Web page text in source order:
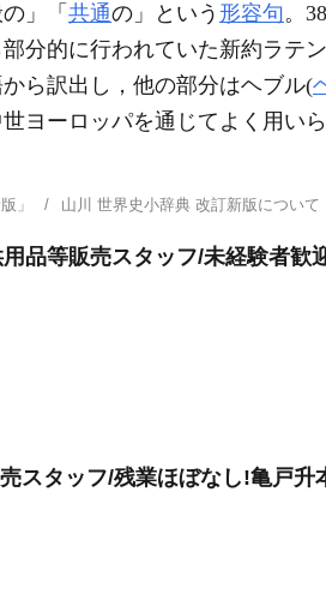
」「 共通の」という 形容句。
分的に行われていた新約ラテ
ら訳出し，他の部分はヘブル(
ヨーロッパを通じてよく用い
」 山川 世界史小辞典 改訂新版につい
品等販売スタッフ/未経験者歓
スタッフ/残業ほぼなし!亀戸升